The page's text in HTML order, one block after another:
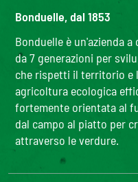
Bonduelle, dal 1853
Bonduelle è un'azienda
da 7 generazioni per
che rispetti il territorio e
agricoltura ecologica
fortemente orientata al
dal campo al piatto per
attraverso le verdure.